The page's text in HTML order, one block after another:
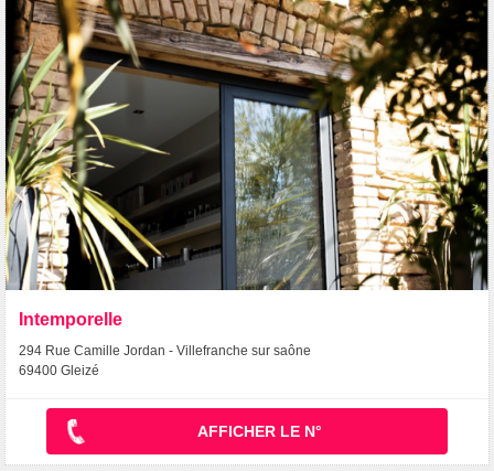
Intemporelle
294 Rue Camille Jordan - Villefranche sur saône
69400 Gleizé
AFFICHER LE N°